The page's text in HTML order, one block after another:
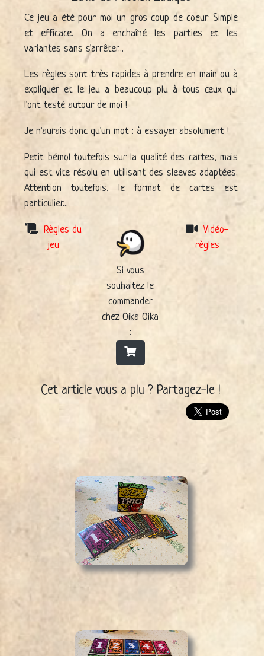
Ce jeu a été pour moi un gros coup de coeur. Simple
et efficace. On a enchaîné les parties et les
variantes sans s'arrêter...
Les règles sont très rapides à prendre en main ou à
expliquer et le jeu a beaucoup plu à tous ceux qui
l'ont testé autour de moi !
Je n'aurais donc qu'un mot : à essayer absolument !
Petit bémol toutefois sur la qualité des cartes, mais
qui est vite résolu en utilisant des sleeves adaptées.
Attention toutefois, le format de cartes est
particulier...
Règles du
jeu
Si vous
souhaitez le
commander
chez Oika Oika
:
Vidéo-
règles
Cet article vous a plu ? Partagez-le !